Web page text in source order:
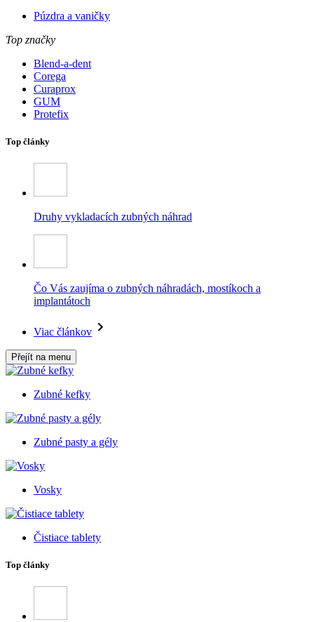
Púzdra a vaničky
Top značky
Blend-a-dent
Corega
Curaprox
GUM
Protefix
Top články
Druhy vykladacích zubných náhrad
Čo Vás zaujíma o zubných náhradách, mostíkoch a
implantátoch
Viac článkov
Přejít na menu
Zubné kefky
Zubné pasty a gély
Vosky
Čistiace tablety
Top články